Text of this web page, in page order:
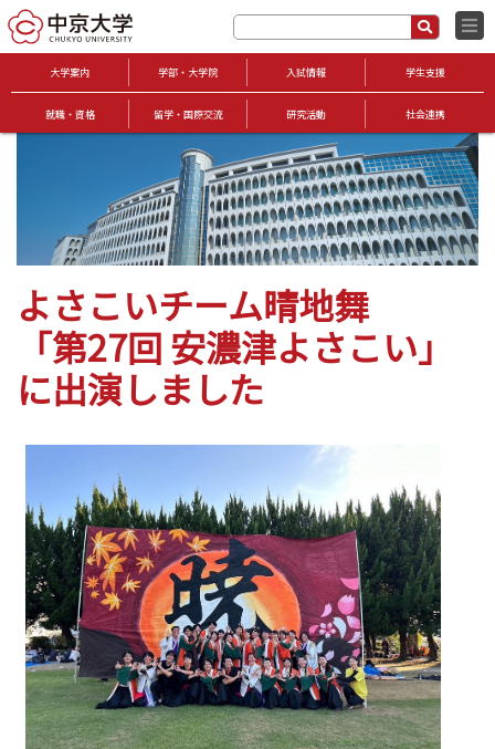
大学案内 学部・大学院 入試情報 学生支援
就職・資格 留学・国際交流 研究活動 社会連携
よさこいチーム晴地舞
「第27回 安濃津よさこい」
に出演しました